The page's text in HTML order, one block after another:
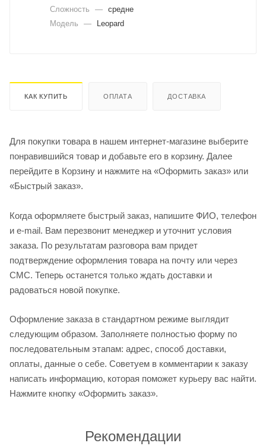
Сложность
— средне
Модель
— Leopard
КАК КУПИТЬ ОПЛАТА ДОСТАВКА
Для покупки товара в нашем интернет-магазине выберите
понравившийся товар и добавьте его в корзину. Далее
перейдите в Корзину и нажмите на «Оформить заказ» или
«Быстрый заказ».
Когда оформляете быстрый заказ, напишите ФИО, телефон
и e-mail. Вам перезвонит менеджер и уточнит условия
заказа. По результатам разговора вам придет
подтверждение оформления товара на почту или через
СМС. Теперь останется только ждать доставки и
радоваться новой покупке.
Оформление заказа в стандартном режиме выглядит
следующим образом. Заполняете полностью форму по
последовательным этапам: адрес, способ доставки,
оплаты, данные о себе. Советуем в комментарии к заказу
написать информацию, которая поможет курьеру вас найти.
Нажмите кнопку «Оформить заказ».
Рекомендации